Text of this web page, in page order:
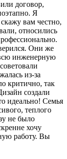
договор,
Я
вам честно,
относились
Они же
инженерную
из-за
критично, так
создали
идеально! Семья
теплого
не было
хочу
работу. Вы